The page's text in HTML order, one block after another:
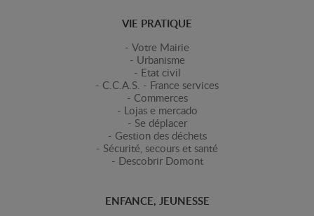
VIE PRATIQUE
Votre Mairie
Urbanisme
Etat civil
C.C.A.S. - France services
Commerces
Lojas e mercado
Se déplacer
Gestion des déchets
Sécurité, secours et santé
Descobrir Domont
ENFANCE, JEUNESSE